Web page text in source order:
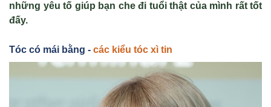
những yêu tố giúp bạn che đi tuổi thật của mình rất tốt
đấy.
Tóc có mái bằng - các kiểu tóc xì tin